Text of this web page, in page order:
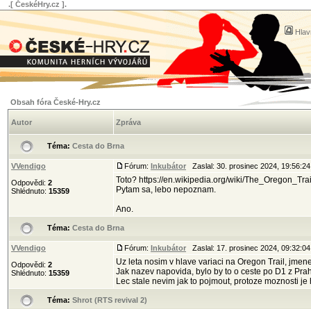
.[ ČeskéHry.cz ].
Obsah fóra České-Hry.cz
Autor Zpráva
Téma: Cesta do Brna
VVendigo
Odpovědi: 2
Shlédnuto: 15359
Fórum: Inkubátor Zaslal: 30. prosinec 2024,
Toto? https://en.wikipedia.org/wiki/
Pytam sa, lebo nepoznam.
Ano.
Téma: Cesta do Brna
VVendigo
Odpovědi: 2
Shlédnuto: 15359
Fórum: Inkubátor Zaslal: 17. prosinec 2024,
Uz leta nosim v hlave variaci na Oregon Trail,
Jak nazev napovida, bylo by to o ceste po D1 z
Lec stale nevim jak to pojmout, protoze moznosti je
Téma: Shrot (RTS revival 2)